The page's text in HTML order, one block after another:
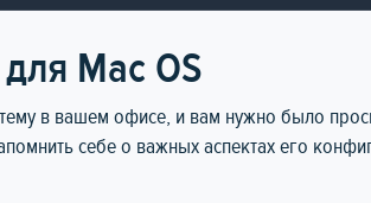
Mac OS
в вашем офисе, и вам нужно было
себе о важных аспектах его